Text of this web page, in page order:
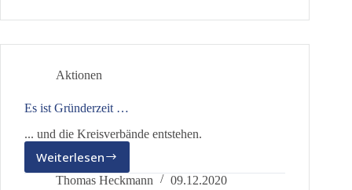
…
Aktionen
Es ist Gründerzeit …
... und die Kreisverbände entstehen.
Weiterlesen
Es
ist
Thomas Heckmann 09.12.2020